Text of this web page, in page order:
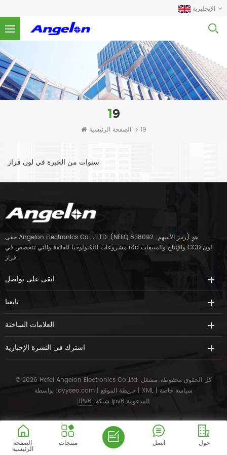
الإنجليزية
19
الصفحة الرئيسية 19
سنوات من الخبرة في لون فراز
خفى Angelon Electronics Co. ، LTD. (NEEQ رمز الأسهم: 838092) هو
مشروعات التكنولوجيا الفائقة والتي تتخصص في r&d والإنتاج والمبيعات CCD لون
فراز.
ابقى على تواصل
تابعنا
العلامات الساخنة
اشترك في النشرة الإخبارية
© 2026 Hefei Angelon Electronics Co.,Ltd. كل الحقوق محفوظة.مشغل
بواسطة :dyyseo.com | خريطة الموقع | XML | سياسة خاصة
IPv6
شبكة ipv6 المدعومة
الصفحة
الرئيسية
منتجات حول اتصل